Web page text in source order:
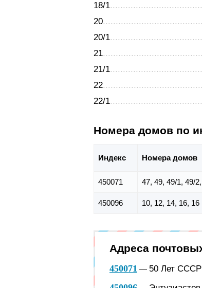
18/1
20
20/1
21
21/1
22
22/1
Номера домов по
Индекс Номера домов
450071 47, 49, 49/1, 49/
450096 10, 12, 14, 16,
Адреса
450071 — 50 Лет СССР